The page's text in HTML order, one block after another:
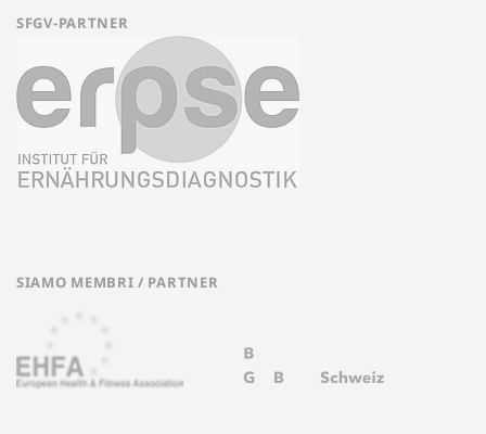
SFGV-PARTNER
SIAMO MEMBRI / PARTNER